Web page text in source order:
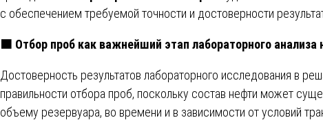
с обеспечением требуемой точности и достоверности
🟧 Отбор проб как важнейший этап лабораторного анализа
Достоверность результатов лабораторного исследования в
правильности отбора проб, поскольку состав нефти может
объему резервуара, во времени и в зависимости от условий